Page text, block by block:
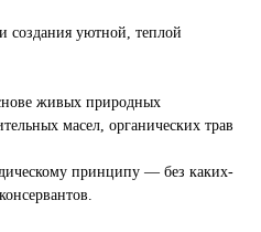
уютной, теплой
живых природных
масел, органических трав
принципу — без каких-